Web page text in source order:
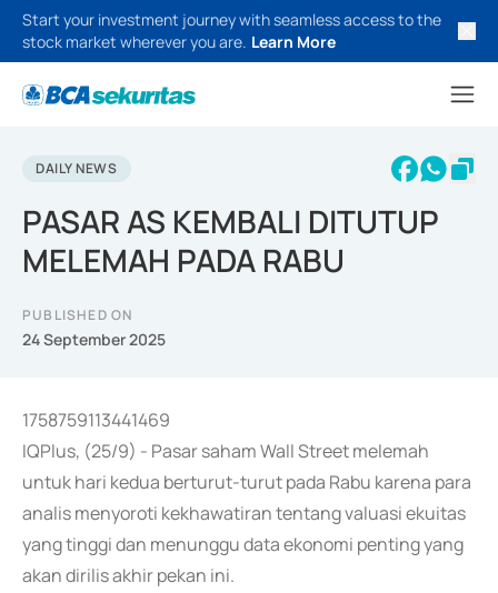
Start your investment journey with seamless access to the
stock market wherever you are. Learn More
DAILY NEWS
PASAR AS KEMBALI DITUTUP
MELEMAH PADA RABU
PUBLISHED ON
24 September 2025
1758759113441469
IQPlus, (25/9) - Pasar saham Wall Street melemah
untuk hari kedua berturut-turut pada Rabu karena para
analis menyoroti kekhawatiran tentang valuasi ekuitas
yang tinggi dan menunggu data ekonomi penting yang
akan dirilis akhir pekan ini.